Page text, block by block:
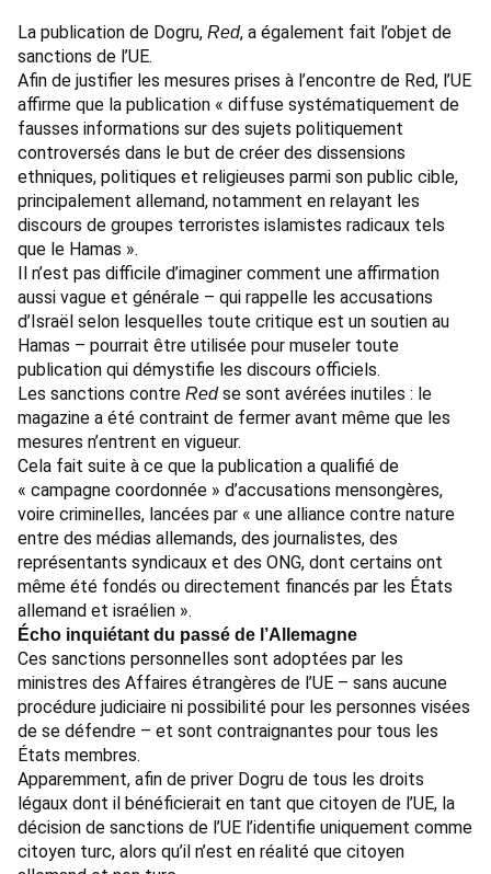
La publication de Dogru, Red, a également fait l’objet de
sanctions de l’UE.
Afin de justifier les mesures prises à l’encontre de Red, l’UE
affirme que la publication « diffuse systématiquement de
fausses informations sur des sujets politiquement
controversés dans le but de créer des dissensions
ethniques, politiques et religieuses parmi son public cible,
principalement allemand, notamment en relayant les
discours de groupes terroristes islamistes radicaux tels
que le Hamas ».
Il n’est pas difficile d’imaginer comment une affirmation
aussi vague et générale – qui rappelle les accusations
d’Israël selon lesquelles toute critique est un soutien au
Hamas – pourrait être utilisée pour museler toute
publication qui démystifie les discours officiels.
Les sanctions contre Redse sont avérées inutiles : le
magazine a été contraint de fermer avant même que les
mesures n’entrent en vigueur.
Cela fait suite à ce que la publication a qualifié de
« campagne coordonnée » d’accusations mensongères,
voire criminelles, lancées par « une alliance contre nature
entre des médias allemands, des journalistes, des
représentants syndicaux et des ONG, dont certains ont
même été fondés ou directement financés par les États
allemand et israélien ».
Écho inquiétant du passé de l’Allemagne
Ces sanctions personnelles sont adoptées par les
ministres des Affaires étrangères de l’UE – sans aucune
procédure judiciaire ni possibilité pour les personnes visées
de se défendre – et sont contraignantes pour tous les
États membres.
Apparemment, afin de priver Dogru de tous les droits
légaux dont il bénéficierait en tant que citoyen de l’UE, la
décision de sanctions de l’UE l’identifie uniquement comme
citoyen turc, alors qu’il n’est en réalité que citoyen